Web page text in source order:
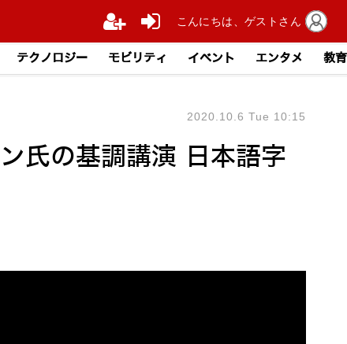
テクノロジー モビリティ イベント エンタメ 教育
氏の基調講演 日本語字
2020.10.6 Tue 10:15
こんにちは、ゲストさん